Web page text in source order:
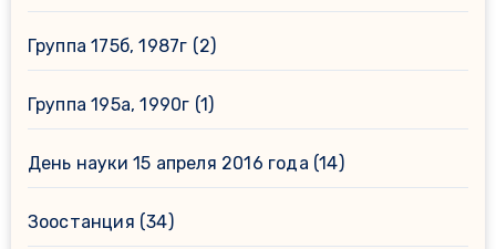
Группа 175б, 1987г (2)
Группа 195а, 1990г (1)
День науки 15 апреля 2016 года (14)
Зоостанция (34)